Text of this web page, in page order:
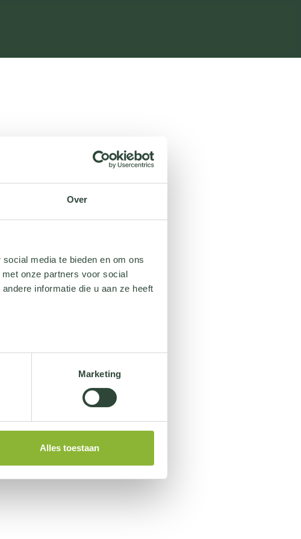
Over
media te bieden en om ons
onze partners voor social
informatie die u aan ze heeft
Marketing
Alles toestaan